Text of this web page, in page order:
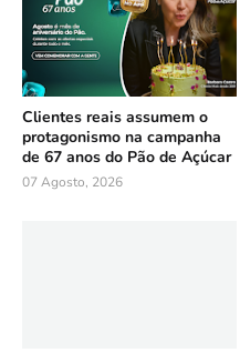
Clientes reais assumem o
protagonismo na campanha
de 67 anos do Pão de Açúcar
07 Agosto, 2026